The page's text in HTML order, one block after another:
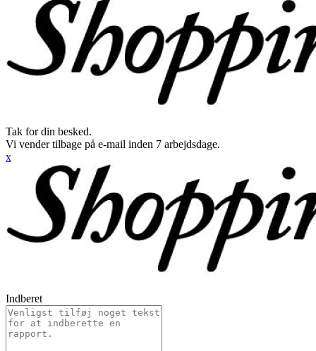
Tak for din besked.
Vi vender tilbage på e-mail inden 7 arbejdsdage.
x
Indberet